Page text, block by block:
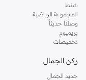
شنط
المجموعة الرياضية
وصلنا حديثاً
بريميوم
تخفيضات
ركن الجمال
جديد الجمال